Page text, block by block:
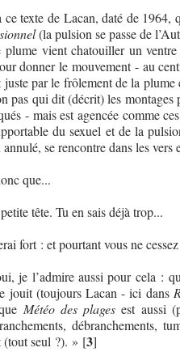
texte de Lacan, daté de 1964,
(la pulsion se passe de
plume vient chatouiller un
donner le mouvement - au
juste par le frôlement de la
pas qui dit (décrit) les
- mais est agencée comme
du sexuel et de la
se rencontre dans les vers
que...
tête. Tu en sais déjà trop...
fort : et pourtant vous ne
je l’admire aussi pour cela :
jouit (toujours Lacan - ici dans
Météo des plages est aussi
débranchements,
seul ?). » [3]